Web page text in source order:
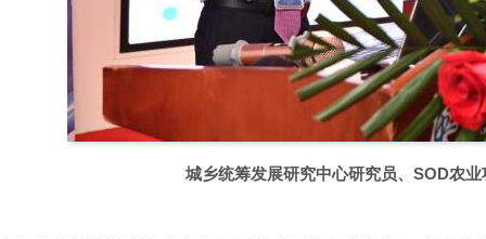
城乡统筹发展研究中心研究员、SOD农